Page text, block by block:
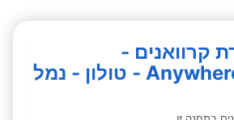
קרוואנים -
Anywhere Campers - טולון - נמל